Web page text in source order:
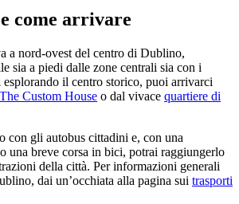
come arrivare
a nord-ovest del centro di Dublino,
sia a piedi dalle zone centrali sia con i
il centro storico, puoi arrivarci
The Custom House o dal vivace quartiere di
con gli autobus cittadini e, con una
una breve corsa in bici, potrai raggiungerlo
della città. Per informazioni generali
dai un’occhiata alla pagina sui trasporti